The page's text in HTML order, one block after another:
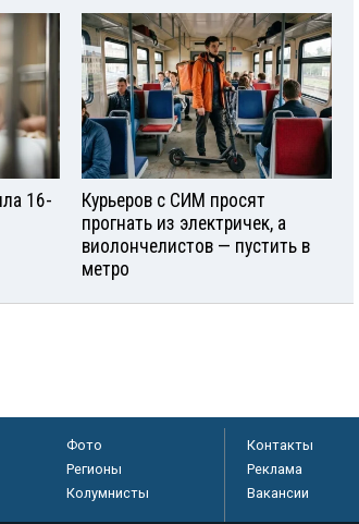
16-
Курьеров с СИМ просят
прогнать из электричек, а
виолончелистов — пустить в
метро
Фото
Регионы
Колумнисты
Контакты
Реклама
Вакансии